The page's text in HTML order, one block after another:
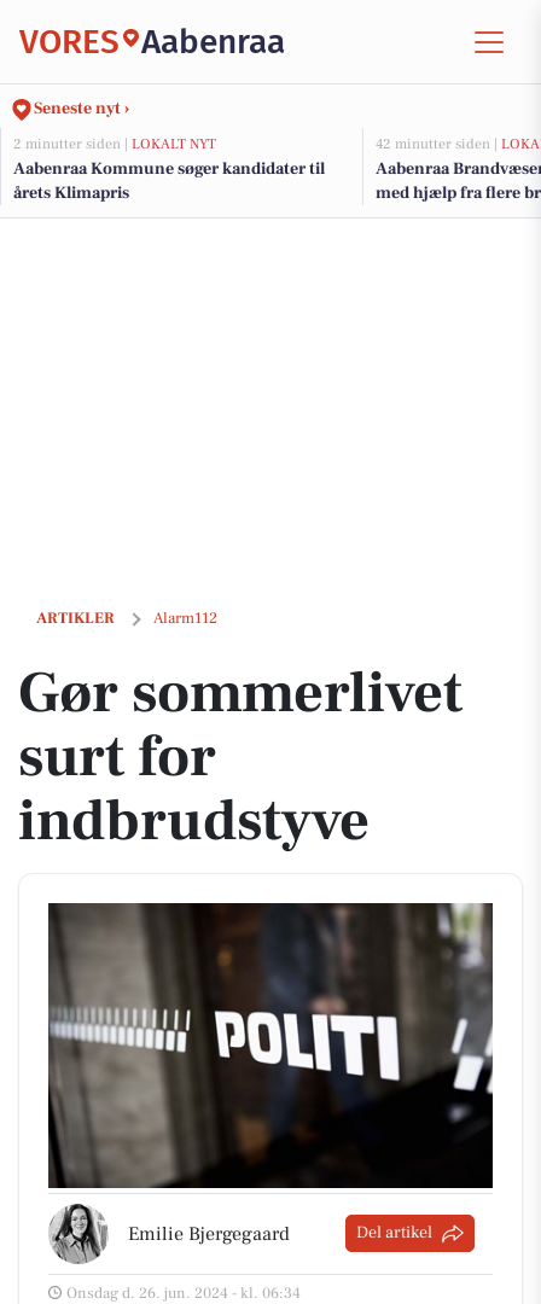
VORES Aabenraa
Seneste nyt ›
2 minutter siden | LOKALT NYT
Aabenraa Kommune søger kandidater til
årets Klimapris
42 minutter siden |
Aabenraa
med hjælp fra flere
ARTIKLER Alarm112
Gør sommerlivet surt for indbrudstyve
Gør sommerlivet
surt for
indbrudstyve
Emilie Bjergegaard Del artikel
Onsdag d. 26. jun. 2024 - kl. 06:34